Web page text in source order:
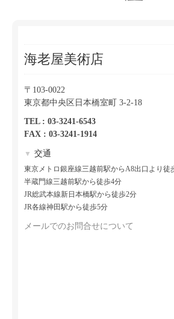
海老屋美術店
〒103-0022
東京都中央区日本橋室町 3-2-18
TEL : 03-3241-6543
FAX : 03-3241-1914
▼ 交通
東京メトロ銀座線三越前駅からA8出口より徒
半蔵門線三越前駅から徒歩4分
JR総武本線新日本橋駅から徒歩2分
JR各線神田駅から徒歩5分
メールでのお問合せについて